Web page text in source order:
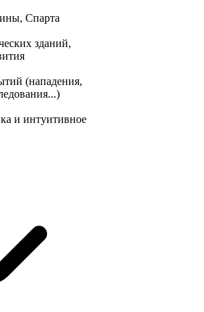
Спарта
зданий,
(нападения,
и интуитивное